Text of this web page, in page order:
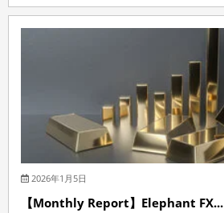
2026年1月5日
【Monthly Report】Elephant FX...